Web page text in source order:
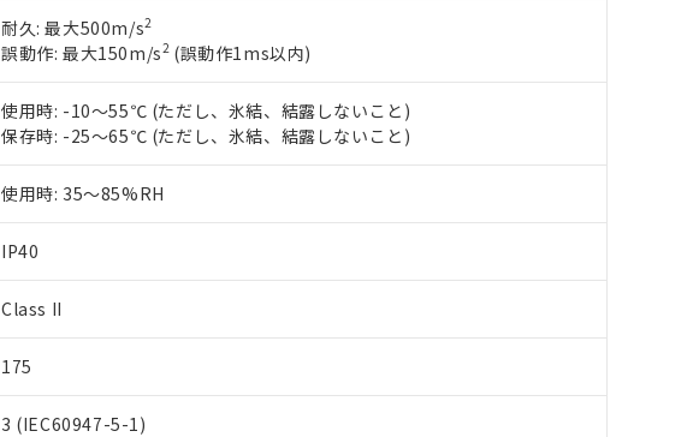
耐久: 最大500m/s2
誤動作: 最大150m/s2(誤動作1ms以内)
使用時: -10～55℃ (ただし、氷結、結露しないこと)
保存時: -25～65℃ (ただし、氷結、結露しないこと)
使用時: 35～85%RH
IP40
Class II
175
3 (IEC60947-5-1)
いる法人を指します。
EU RoHS指令（10物質）の非含有証明書
51物質の非含有証明書（当社基準）
※本証明書は発行日時点で非含有を証明するもので、過去に遡って非含有を証明する
また、RoHS指令のフタル酸エステル類４物質の対応では、対応完了までの期間は
混在することから備考欄に対応日を記載しておりました。
既に当社にて対応品への在庫切替を完了していることから、特段のことがない限り
り割愛しております。